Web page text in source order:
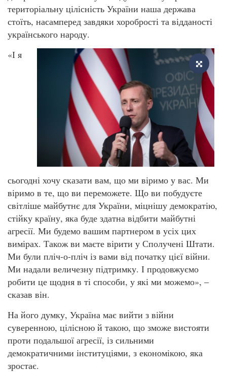
територіальну цілісність України наша держава
стоїть, насамперед завдяки хоробрості та відданості
українського народу.
«І я
сьогодні хочу сказати вам, що ми віримо у вас. Ми
віримо в те, що ви переможете. Що ви побудуєте
світліше майбутнє для України, міцнішу демократію,
стійку країну, яка буде здатна відбити майбутні
агресії. Ми будемо вашим партнером в усіх цих
вимірах. Також ви маєте вірити у Сполучені Штати.
Ми були пліч-о-пліч із вами від початку цієї війни.
Ми надали величезну підтримку. І продовжуємо
робити це щодня в ті способи, у які ми можемо», –
сказав він.
На його думку, Україна має вийти з війни
суверенною, цілісною й такою, що зможе вистояти
проти подальшої агресії, із сильними
демократичними інституціями, з економікою, яка
зростає.